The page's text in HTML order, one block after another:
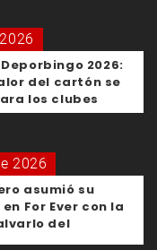
2026:
del cartón se
los clubes
2026
asumió su
For Ever con la
del